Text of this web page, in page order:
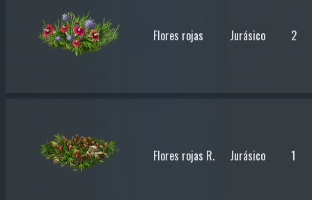
Flores rojas Jurásico 2
Flores rojas R. Jurásico 1